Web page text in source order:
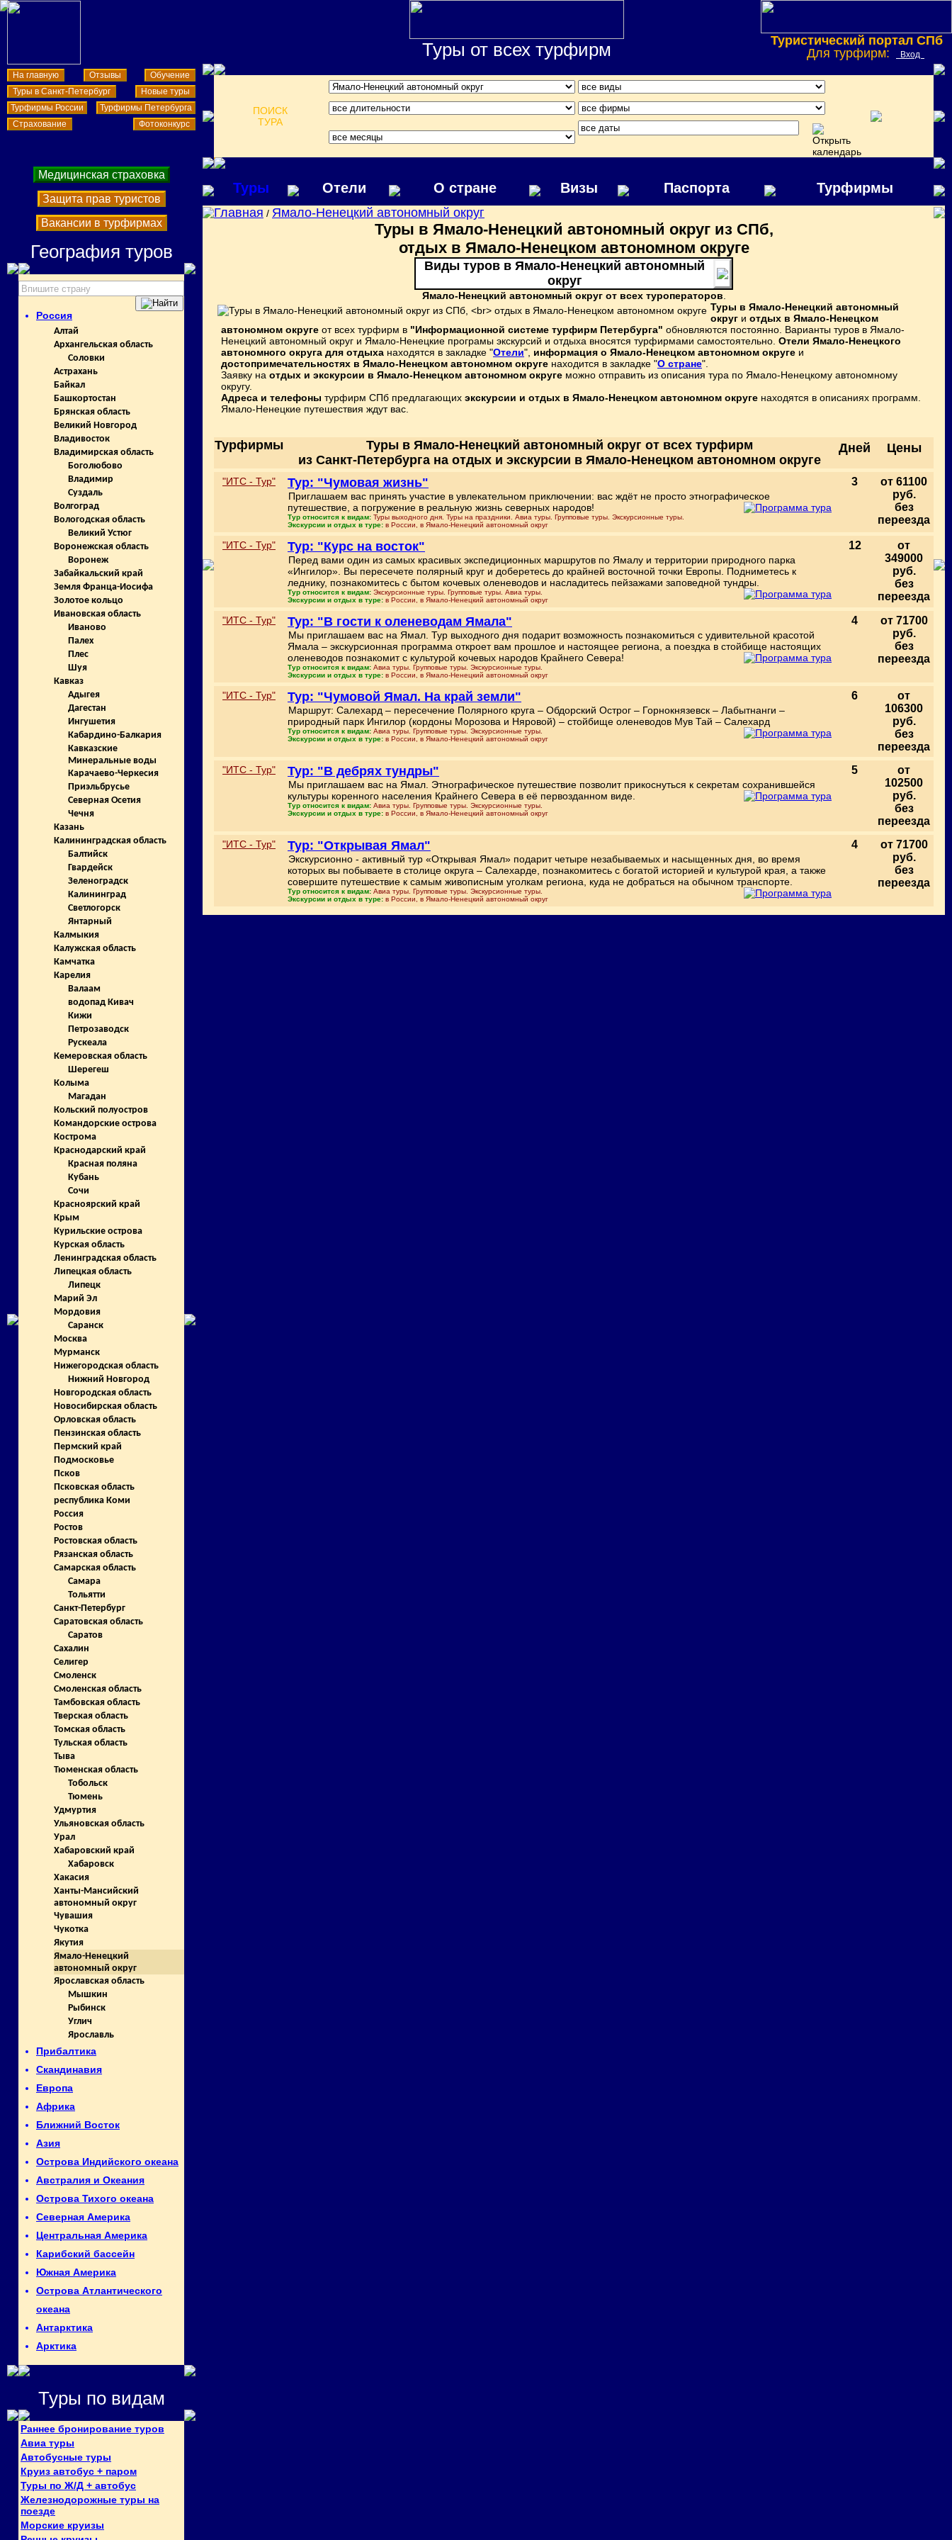
Туры от всех турфирм
Туристический портал СПб
Для турфирм:
Вход
На главную Отзывы
Обучение
Туры в Санкт-Петербург
Новые туры
Турфирмы России
Турфирмы Петербурга
Страхование
Фотоконкурс
ПОИСК
ТУРА
Медицинская страховка
Защита прав туристов
Вакансии в турфирмах
География туров
Россия
Алтай
Архангельская область
Соловки
Астрахань
Байкал
Башкортостан
Брянская область
Великий Новгород
Владивосток
Владимирская область
Боголюбово
Владимир
Суздаль
Волгоград
Вологодская область
Великий Устюг
Воронежская область
Воронеж
Забайкальский край
Земля Франца-Иосифа
Золотое кольцо
Ивановская область
Иваново
Палех
Плес
Шуя
Кавказ
Адыгея
Дагестан
Ингушетия
Кабардино-Балкария
Кавказские
Минеральные воды
Карачаево-Черкесия
Приэльбрусье
Северная Осетия
Чечня
Казань
Калининградская область
Балтийск
Гвардейск
Зеленоградск
Калининград
Светлогорск
Янтарный
Калмыкия
Калужская область
Камчатка
Карелия
Валаам
водопад Кивач
Кижи
Петрозаводск
Рускеала
Кемеровская область
Шерегеш
Колыма
Магадан
Кольский полуостров
Командорские острова
Кострома
Краснодарский край
Красная поляна
Кубань
Сочи
Красноярский край
Крым
Курильские острова
Курская область
Ленинградская область
Липецкая область
Липецк
Марий Эл
Мордовия
Саранск
Москва
Мурманск
Нижегородская область
Нижний Новгород
Новгородская область
Новосибирская область
Орловская область
Пензинская область
Пермский край
Подмосковье
Псков
Псковская область
республика Коми
Россия
Ростов
Ростовская область
Рязанская область
Самарская область
Самара
Тольятти
Санкт-Петербург
Саратовская область
Саратов
Сахалин
Селигер
Смоленск
Смоленская область
Тамбовская область
Тверская область
Томская область
Тульская область
Тыва
Тюменская область
Тобольск
Тюмень
Удмуртия
Ульяновская область
Урал
Хабаровский край
Хабаровск
Хакасия
Ханты-Мансийский
автономный округ
Чувашия
Чукотка
Якутия
Ямало-Ненецкий
автономный округ
Ярославская область
Мышкин
Рыбинск
Углич
Ярославль
Прибалтика
Скандинавия
Европа
Африка
Ближний Восток
Азия
Острова Индийского океана
Австралия и Океания
Острова Тихого океана
Северная Америка
Центральная Америка
Карибский бассейн
Южная Америка
Острова Атлантического
океана
Антарктика
Арктика
Туры по видам
Раннее бронирование туров
Авиа туры
Автобусные туры
Круиз автобус + паром
Туры по Ж/Д + автобус
Железнодорожные туры на
поезде
Морские круизы
Туры Отели О стране Визы Паспорта Турфирмы
Главная / Ямало-Ненецкий автономный округ
Туры в Ямало-Ненецкий автономный округ из СПб,
отдых в Ямало-Ненецком автономном округе
Виды туров в Ямало-Ненецкий автономный
округ
Ямало-Ненецкий автономный округ от всех туроператоров
Туры в Ямало-Ненецкий автономный
округ и отдых в Ямало-Ненецком
автономном округе от всех турфирм в "Информационной системе турфирм Петербурга" обновляются постоянно. Варианты туров в Ямало-
Ненецкий автономный округ и Ямало-Ненецкие програмы экскурсий и отдыха вносятся турфирмами самостоятельно. Отели Ямало-Ненецкого
автономного округа для отдыха находятся в закладке "Отели", информация о Ямало-Ненецком автономном округе и
достопримечательностях в Ямало-Ненецком автономном округе находится в закладке "О стране".
Заявку на отдых и экскурсии в Ямало-Ненецком автономном округе можно отправить из описания тура по Ямало-Ненецкому автономному
округу.
Адреса и телефоны турфирм СПб предлагающих экскурсии и отдых в Ямало-Ненецком автономном округе находятся в описаниях программ.
Ямало-Ненецкие путешествия ждут вас.
Турфирмы
Туры в Ямало-Ненецкий автономный округ от всех турфирм
из Санкт-Петербурга на отдых и экскурсии в Ямало-Ненецком автономном округе
Дней Цены
"ИТС - Тур" Тур: "Чумовая жизнь"
Приглашаем вас принять участие в увлекательном приключении: вас ждёт не просто этнографическое
путешествие, а погружение в реальную жизнь северных народов!
Тур относится к видам: Туры выходного дня. Туры на праздники. Авиа туры. Групповые туры. Экскурсионные туры.
Экскурсии и отдых в туре: в России, в Ямало-Ненецкий автономный округ
3
от 61100
руб.
без
переезда
"ИТС - Тур" Тур: "Курс на восток"
Перед вами один из самых красивых экспедиционных маршрутов по Ямалу и территории природного парка
«Ингилор». Вы пересечете полярный круг и доберетесь до крайней восточной точки Европы. Подниметесь к
леднику, познакомитесь с бытом кочевых оленеводов и насладитесь пейзажами заповедной тундры.
Тур относится к видам: Экскурсионные туры. Групповые туры. Авиа туры.
Экскурсии и отдых в туре: в России, в Ямало-Ненецкий автономный округ
12
от
349000
руб.
без
переезда
"ИТС - Тур" Тур: "В гости к оленеводам Ямала"
Мы приглашаем вас на Ямал. Тур выходного дня подарит возможность познакомиться с удивительной красотой
Ямала – экскурсионная программа откроет вам прошлое и настоящее региона, а поездка в стойбище настоящих
оленеводов познакомит с культурой кочевых народов Крайнего Севера!
Тур относится к видам: Авиа туры. Групповые туры. Экскурсионные туры.
Экскурсии и отдых в туре: в России, в Ямало-Ненецкий автономный округ
4
от 71700
руб.
без
переезда
"ИТС - Тур" Тур: "Чумовой Ямал. На край земли"
Маршрут: Салехард – пересечение Полярного круга – Обдорский Острог – Горнокнязевск – Лабытнанги –
природный парк Ингилор (кордоны Морозова и Няровой) – стойбище оленеводов Мув Тай – Салехард
Тур относится к видам: Авиа туры. Групповые туры. Экскурсионные туры.
Экскурсии и отдых в туре: в России, в Ямало-Ненецкий автономный округ
6
от
106300
руб.
без
переезда
"ИТС - Тур" Тур: "В дебрях тундры"
Мы приглашаем вас на Ямал. Этнографическое путешествие позволит прикоснуться к секретам сохранившейся
культуры коренного населения Крайнего Севера в её первозданном виде.
Тур относится к видам: Авиа туры. Групповые туры. Экскурсионные туры.
Экскурсии и отдых в туре: в России, в Ямало-Ненецкий автономный округ
5
от
102500
руб.
без
переезда
"ИТС - Тур" Тур: "Открывая Ямал"
Экскурсионно - активный тур «Открывая Ямал» подарит четыре незабываемых и насыщенных дня, во время
которых вы побываете в столице округа – Салехарде, познакомитесь с богатой историей и культурой края, а также
совершите путешествие к самым живописным уголкам региона, куда не добраться на обычном транспорте.
Тур относится к видам: Авиа туры. Групповые туры. Экскурсионные туры.
Экскурсии и отдых в туре: в России, в Ямало-Ненецкий автономный округ
4
от 71700
руб.
без
переезда